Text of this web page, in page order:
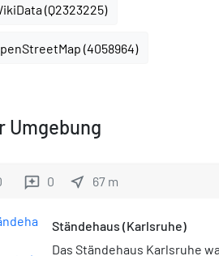
(Q2323225)
(4058964)
Umgebung
reviews 0 near_me 67 m
Ständehaus (Karlsruhe)
Das Ständehaus Karlsruhe